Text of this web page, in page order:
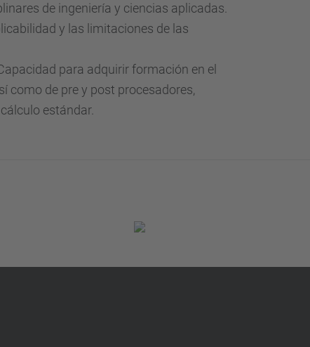
de ingeniería y ciencias aplicadas.
y las limitaciones de las
para adquirir formación en el
como de pre y post procesadores,
estándar.